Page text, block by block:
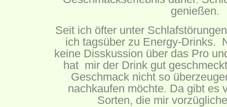
genießen.
Seit ich öfter unter
ich tagsüber zu Energy-Drinks.
keine Disskussion über das Pro
hat mir der Drink gut
Geschmack nicht so
nachkaufen möchte. Da gibt es
Sorten, die mir